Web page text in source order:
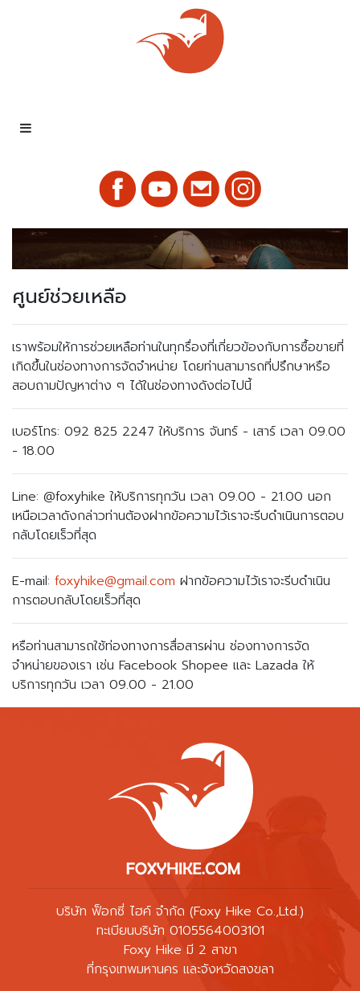
ศูนย์ช่วยเหลือ
เราพร้อมให้การช่วยเหลือท่านในทุกรื่องที่เกี่ยวข้องกับการซื้อขายที่
เกิดขึ้นในช่องทางการจัดจำหน่าย โดยท่านสามารถที่ปรึกษาหรือ
สอบถามปัญหาต่าง ๆ ได้ในช่องทางดังต่อไปนี้
เบอร์โทร: 092 825 2247 ให้บริการ จันทร์ - เสาร์ เวลา 09.00
- 18.00
Line: @foxyhike ให้บริการทุกวัน เวลา 09.00 - 21.00 นอก
เหนือเวลาดังกล่าวท่านต้องฝากข้อความไว้เราจะรีบดำเนินการตอบ
กลับโดยเร็วที่สุด
E-mail: foxyhike@gmail.com ฝากข้อความไว้เราจะรีบดำเนิน
การตอบกลับโดยเร็วที่สุด
หรือท่านสามารถใช้ท่องทางการสื่อสารผ่าน ช่องทางการจัด
จำหน่ายของเรา เช่น Facebook Shopee และ Lazada ให้
บริการทุกวัน เวลา 09.00 - 21.00
บริษัท ฟ็อกซี่ ไฮค์ จำกัด (Foxy Hike Co.,Ltd.)
ทะเบียนบริษัท 0105564003101
Foxy Hike มี 2 สาขา
ที่กรุงเทพมหานคร และจังหวัดสงขลา